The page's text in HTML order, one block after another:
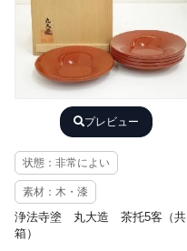
プレビュー
状態：非常によい
素材：木・漆
浄法寺塗 丸大造 茶托5客（共
箱）